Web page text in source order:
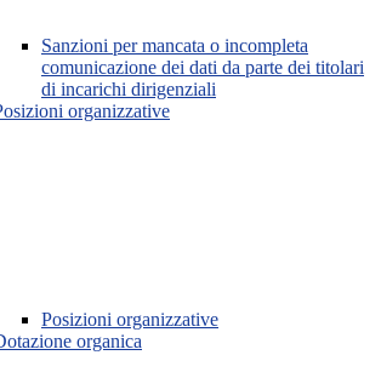
Sanzioni per mancata o incompleta
comunicazione dei dati da parte dei titolari
di incarichi dirigenziali
organizzative
Posizioni organizzative
organica